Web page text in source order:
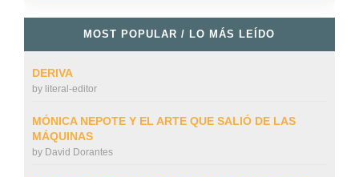
MOST POPULAR / LO MÁS LEÍDO
DERIVA
by literal-editor
MÓNICA NEPOTE Y EL ARTE QUE SALIÓ DE LAS
MÁQUINAS
by David Dorantes